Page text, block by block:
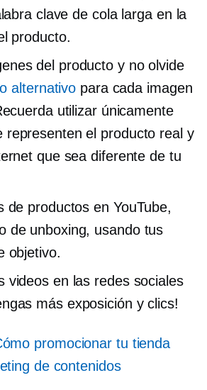
clave de cola larga en la
producto.
del producto y no olvide
alternativo para cada imagen
utilizar únicamente
representen el producto real y
que sea diferente de tu
de productos en YouTube,
de unboxing, usando tus
objetivo.
videos en las redes sociales
más exposición y clics!
promocionar tu tienda
de contenidos